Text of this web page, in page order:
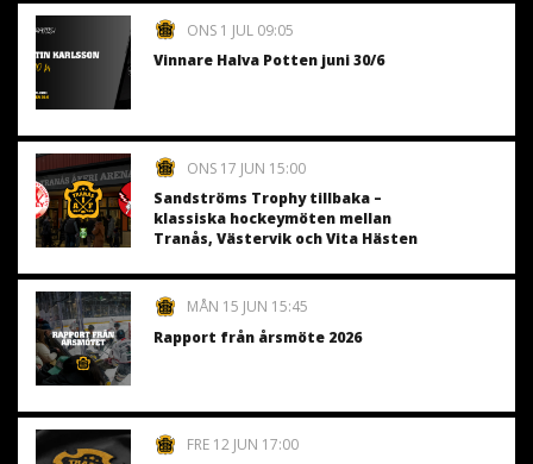
ONS 1 JUL 09:05
Vinnare Halva Potten juni 30/6
ONS 17 JUN 15:00
Sandströms Trophy tillbaka –
klassiska hockeymöten mellan
Tranås, Västervik och Vita Hästen
MÅN 15 JUN 15:45
Rapport från årsmöte 2026
FRE 12 JUN 17:00